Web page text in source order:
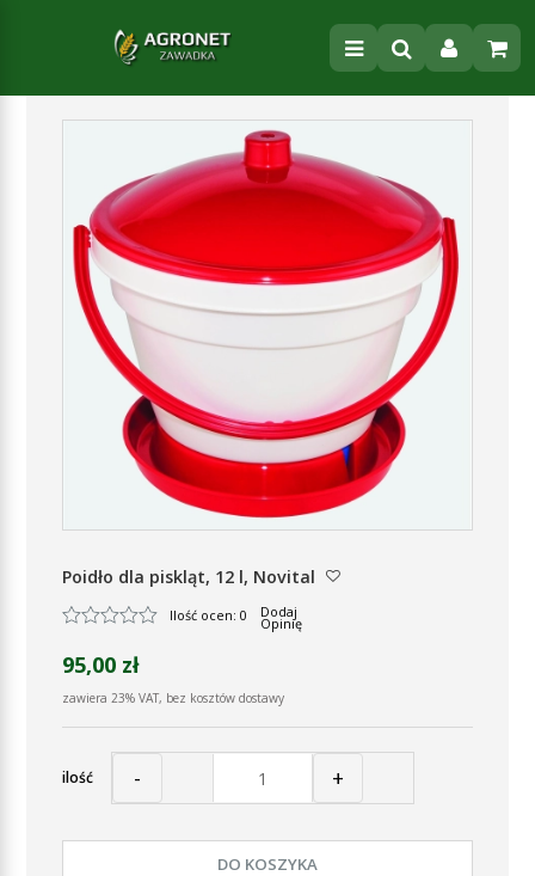
Poidło dla piskląt, 12 l, Novital
Ilość ocen: 0 Dodaj
Opinię
95,00 zł
zawiera 23% VAT, bez kosztów dostawy
ilość - +
DO KOSZYKA